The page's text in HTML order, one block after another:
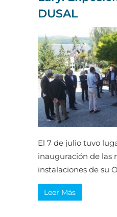
DUSAL
El 7 de julio tuvo
inauguración de las
instalaciones de su
Leer Más